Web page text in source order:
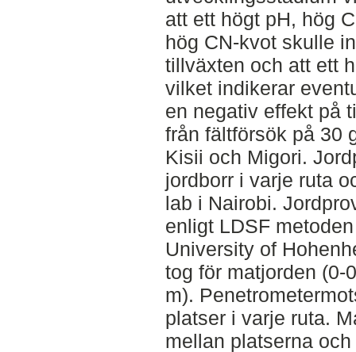
att ett högt pH, hög
hög CN-kvot skulle
tillväxten och att ett
vilket indikerar
en negativ effekt på
från fältförsök på 30
Kisii och Migori.
jordborr i varje ruta
lab i Nairobi.
enligt LDSF
University of
tog för matjorden (0-
m).
platser i varje ruta.
mellan platserna